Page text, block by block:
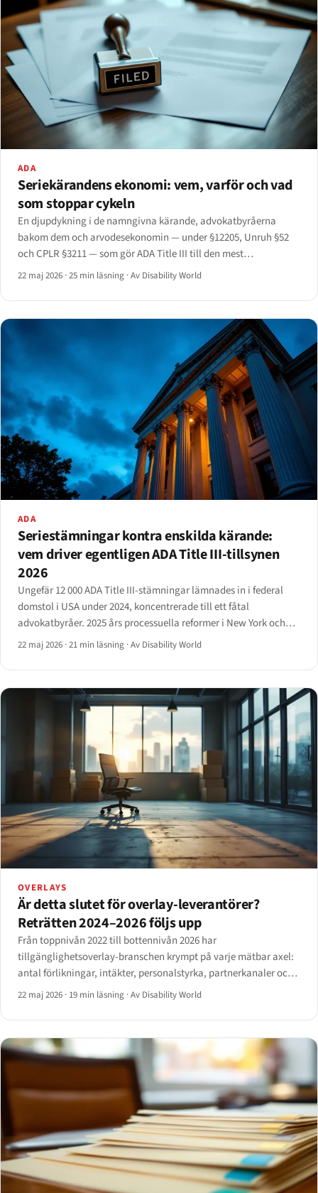
ADA
Seriekärandens ekonomi: vem, varför och vad
som stoppar cykeln
En djupdykning i de namngivna kärande, advokatbyråerna
bakom dem och arvodesekonomin — under §12205, Unruh §52
och CPLR §3211 — som gör ADA Title III till den mest
advokatdrivna medborgerliga rättighetsstadgan i federal rätt.
22 maj 2026 ·25 min läsning ·Av Disability World
ADA
Seriestämningar kontra enskilda kärande:
vem driver egentligen ADA Title III-tillsynen
2026
Ungefär 12 000 ADA Title III-stämningar lämnades in i federal
domstol i USA under 2024, koncentrerade till ett fåtal
advokatbyråer. 2025 års processuella reformer i New York och
Kalifornien har börjat förändra mönstret – men inte på det sätt
22 maj 2026 ·21 min läsning ·Av Disability World
OVERLAYS
Är detta slutet för overlay-leverantörer?
Reträtten 2024–2026 följs upp
Från toppnivån 2022 till bottennivån 2026 har
tillgänglighetsoverlay-branschen krympt på varje mätbar axel:
antal förlikningar, intäkter, personalstyrka, partnerkanaler och
regulatorisk legitimitet. En dossier om de namngivna
22 maj 2026 · 19 min läsning ·Av Disability World